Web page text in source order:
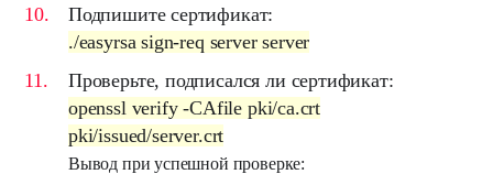
Подпишите сертификат:
./easyrsa sign-req server server
Проверьте, подписался ли сертификат:
openssl verify -CAfile pki/ca.crt
pki/issued/server.crt
Вывод при успешной проверке: